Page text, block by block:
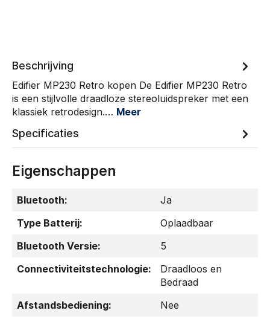
Beschrijving
Edifier MP230 Retro kopen De Edifier MP230 Retro
is een stijlvolle draadloze stereoluidspreker met een
klassiek retrodesign.… Meer
Specificaties
Eigenschappen
Bluetooth:
Ja
Type Batterij:
Oplaadbaar
Bluetooth Versie:
5
Connectiviteitstechnologie:
Draadloos en
Bedraad
Afstandsbediening:
Nee